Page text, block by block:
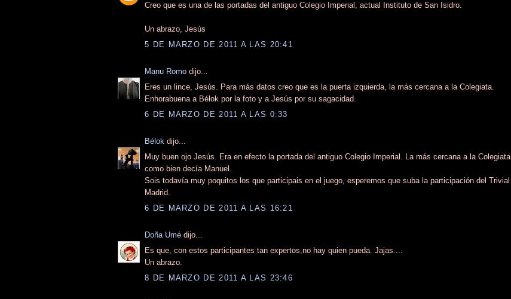
Creo que es una de las portadas del antiguo Colegio Imperial, actual Instituto de San Isidro.
Un abrazo, Jesús
5 DE MARZO DE 2011 A LAS 20:41
Manu Romo dijo...
Eres un lince, Jesús. Para más datos creo que es la puerta izquierda, la más cercana a la Colegiata.
Enhorabuena a Bélok por la foto y a Jesús por su sagacidad.
6 DE MARZO DE 2011 A LAS 0:33
Bélok dijo...
Muy buen ojo Jesús. Era en efecto la portada del antiguo Colegio Imperial. La más cercana a la Colegiata
como bien decía Manuel.
Sois todavía muy poquitos los que participais en el juego, esperemos que suba la participación del Trivial
Madrid.
6 DE MARZO DE 2011 A LAS 16:21
Doña Umé dijo...
Es que, con estos participantes tan expertos,no hay quien pueda. Jajas....
Un abrazo.
8 DE MARZO DE 2011 A LAS 23:46